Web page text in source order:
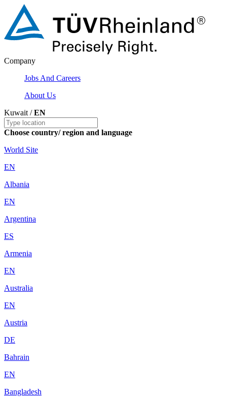
Company
Jobs And Careers
About Us
Kuwait /EN
Choose country/ region and language
World Site
EN
Albania
EN
Argentina
ES
Armenia
EN
Australia
EN
Austria
DE
Bahrain
EN
Bangladesh